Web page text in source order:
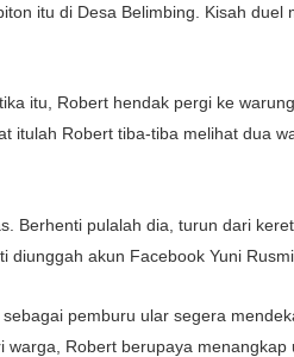
itu di Desa Belimbing. Kisah duel
itu, Robert hendak pergi ke
itulah Robert tiba-tiba melihat dua
Berhenti pulalah dia, turun dari
akun Facebook Yuni
pemburu ular segera
warga, Robert berupaya menangkap